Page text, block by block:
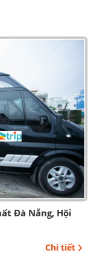
Đà Nẵng, Hội
Chi tiết